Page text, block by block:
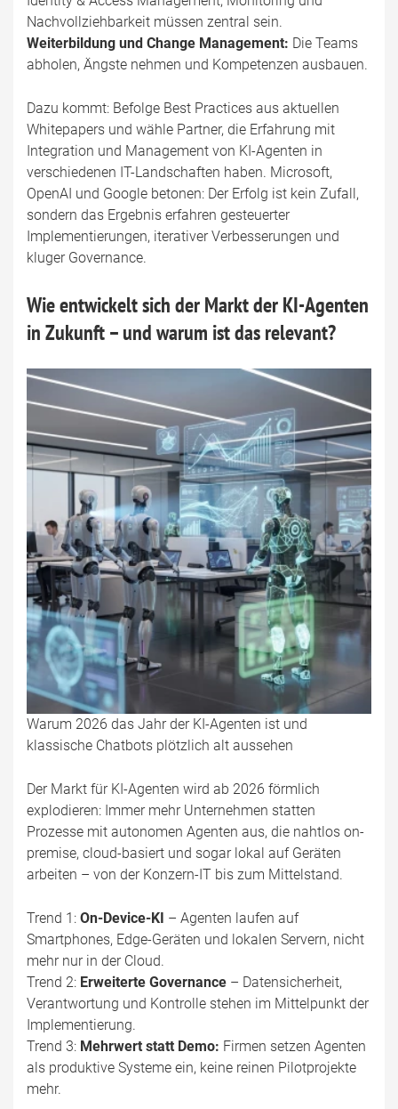
Nachvollziehbarkeit müssen zentral sein.
Weiterbildung und Change Management: Die Teams
abholen, Ängste nehmen und Kompetenzen ausbauen.
Dazu kommt: Befolge Best Practices aus aktuellen
Whitepapers und wähle Partner, die Erfahrung mit
Integration und Management von KI-Agenten in
verschiedenen IT-Landschaften haben. Microsoft,
OpenAI und Google betonen: Der Erfolg ist kein Zufall,
sondern das Ergebnis erfahren gesteuerter
Implementierungen, iterativer Verbesserungen und
kluger Governance.
Wie entwickelt sich der Markt der KI-Agenten
in Zukunft – und warum ist das relevant?
Warum 2026 das Jahr der KI-Agenten ist und
klassische Chatbots plötzlich alt aussehen
Der Markt für KI-Agenten wird ab 2026 förmlich
explodieren: Immer mehr Unternehmen statten
Prozesse mit autonomen Agenten aus, die nahtlos on-
premise, cloud-basiert und sogar lokal auf Geräten
arbeiten – von der Konzern-IT bis zum Mittelstand.
Trend 1: On-Device-KI – Agenten laufen auf
Smartphones, Edge-Geräten und lokalen Servern, nicht
mehr nur in der Cloud.
Trend 2: Erweiterte Governance – Datensicherheit,
Verantwortung und Kontrolle stehen im Mittelpunkt der
Implementierung.
Trend 3: Mehrwert statt Demo: Firmen setzen Agenten
als produktive Systeme ein, keine reinen Pilotprojekte
mehr.